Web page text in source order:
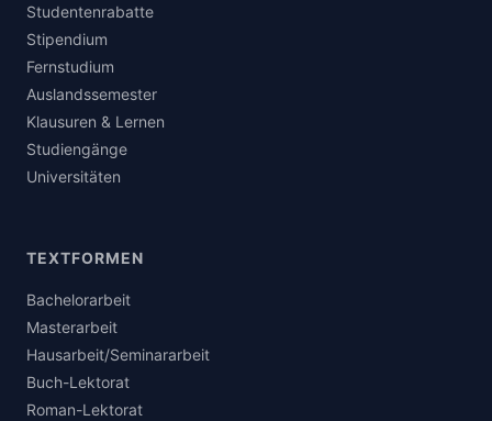
Studentenrabatte
Stipendium
Fernstudium
Auslandssemester
Klausuren & Lernen
Studiengänge
Universitäten
TEXTFORMEN
Bachelorarbeit
Masterarbeit
Hausarbeit/Seminararbeit
Buch-Lektorat
Roman-Lektorat